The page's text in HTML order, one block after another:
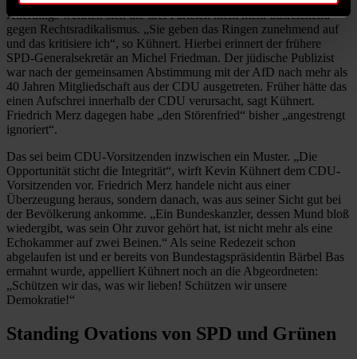
Allerdings wehrten sich die drei Parteien nicht mehr ausreichend
gegen Rechtsradikalismus. „Sie geben das Ringen zunehmend auf
und das kritisiere ich“, so Kühnert. Hierbei erinnert der frühere
SPD-Generalsekretär an Michel Friedman. Der jüdische Publizist
war nach der gemeinsamen Abstimmung mit der AfD nach mehr als
40 Jahren Mitgliedschaft aus der CDU ausgetreten. Früher hätte das
einen Aufschrei innerhalb der CDU verursacht, sagt Kühnert.
Friedrich Merz dagegen habe „den Störenfried“ bisher „angestrengt
ignoriert“.
Das sei beim CDU-Vorsitzenden inzwischen ein Muster. „Die
Opportunität sticht die Integrität“, wirft Kevin Kühnert dem CDU-
Vorsitzenden vor. Friedrich Merz handele nicht aus einer
Überzeugung heraus, sondern danach, was aus seiner Sicht gut bei
der Bevölkerung ankomme. „Ein Bundeskanzler, dessen Mund bloß
wiedergibt, was sein Ohr zuvor gehört hat, ist nicht mehr als eine
Echokammer auf zwei Beinen.“ Als seine Redezeit schon
abgelaufen ist und er bereits von Bundestagspräsidentin Bärbel Bas
ermahnt wurde, appelliert Kühnert noch an die Abgeordneten:
„Schützen wir das, was wir lieben! Schützen wir unsere
Demokratie!“
Standing Ovations von SPD und Grünen